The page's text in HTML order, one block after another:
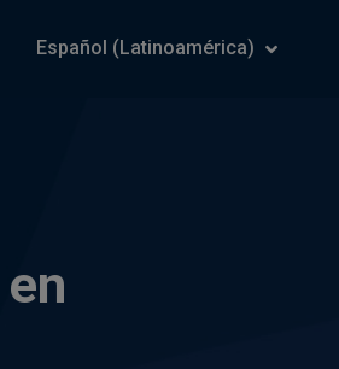
Español (Latinoamérica)